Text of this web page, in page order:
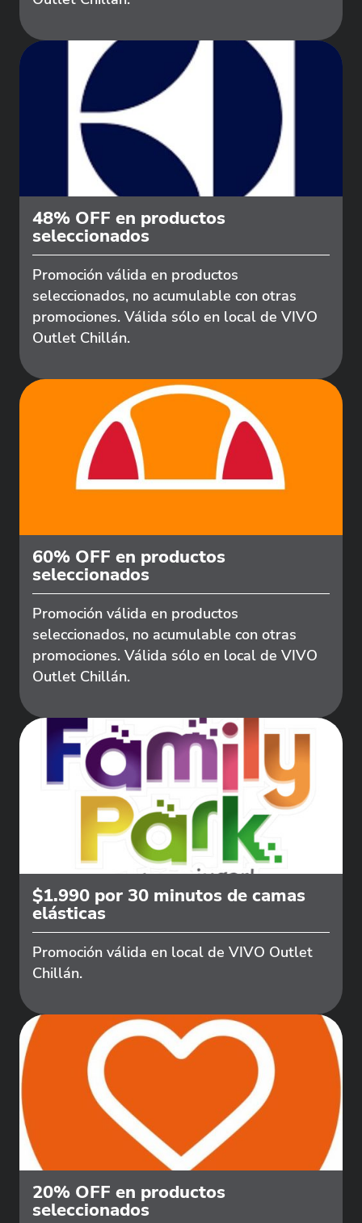
48% OFF en productos
seleccionados
Promoción válida en productos
seleccionados, no acumulable con otras
promociones. Válida sólo en local de VIVO
Outlet Chillán.
60% OFF en productos
seleccionados
Promoción válida en productos
seleccionados, no acumulable con otras
promociones. Válida sólo en local de VIVO
Outlet Chillán.
$1.990 por 30 minutos de camas
elásticas
Promoción válida en local de VIVO Outlet
Chillán.
20% OFF en productos
seleccionados